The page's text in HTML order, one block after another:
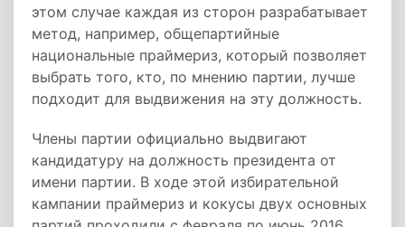
этом случае каждая из сторон разрабатывает
метод, например, общепартийные
национальные праймериз, который позволяет
выбрать того, кто, по мнению партии, лучше
подходит для выдвижения на эту должность.
Члены партии официально выдвигают
кандидатуру на должность президента от
имени партии. В ходе этой избирательной
кампании праймериз и кокусы двух основных